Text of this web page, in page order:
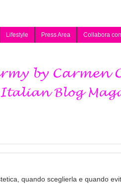
Lifestyle Press Area Collabora
quando sceglierla e quando